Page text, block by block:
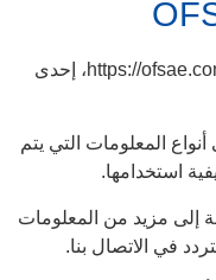
في OFS، الذي يمكن الوصول إليه من https://ofsae.com، إحدى
المعلومات التي يتم
إلى مزيد من المعلومات
في الاتصال بنا.